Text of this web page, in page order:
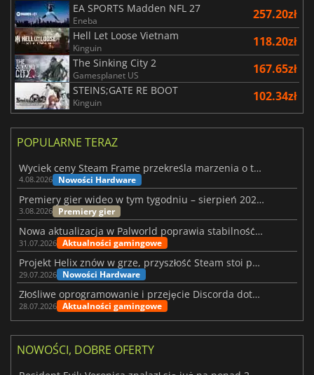
EA SPORTS Madden NFL 27
Eneba 257.20zł
Hell Let Loose Vietnam
Kinguin 118.20zł
The Sinking City 2
Gamesplanet US 167.65zł
STEINS;GATE RE BOOT
Kinguin 102.34zł
POPULARNE TERAZ
Wyciek ceny Steam Frame przekreśla marzenia o tanim zestawie VR
4.08.2026 Nowości Hardware
Premiery gier wideo w tym tygodniu – sierpień 2026 r. (32. tydzień)
3.08.2026 Premiery gier
Nowa aktualizacja w Palworld poprawia stabilność Sunreach i walk z bossami
31.07.2026 Aktualności gamingowe
Projekt Helix znów w grze, przyszłość Steam stoi pod znakiem zapytania
29.07.2026 Nowości Hardware
Złośliwe oprogramowanie i przejęcie Discorda dotknęły Meccha Chameleon
28.07.2026 Aktualności gamingowe
NOWOŚCI, DOBRE OFERTY